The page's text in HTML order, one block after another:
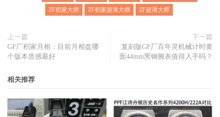
ZF积家大师
ZF积家超薄大师 ZF超薄大师
上一篇
GF厂积家月相：目前月相盘哪
个版本质感最好
下一篇
复刻版GF厂百年灵机械计时黄
面44mm黑钢腕表值得入手吗？
相关推荐